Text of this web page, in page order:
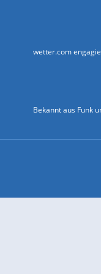
wetter.com
Bekannt aus Funk